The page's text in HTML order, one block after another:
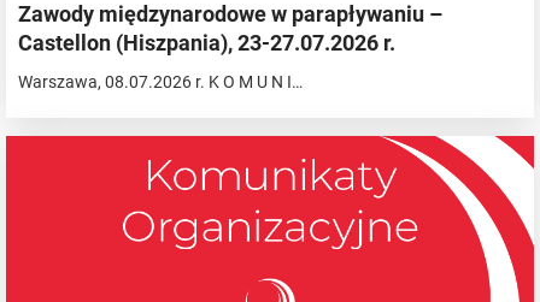
Zawody międzynarodowe w parapływaniu –
Castellon (Hiszpania), 23-27.07.2026 r.
Warszawa, 08.07.2026 r. K O M U N I…